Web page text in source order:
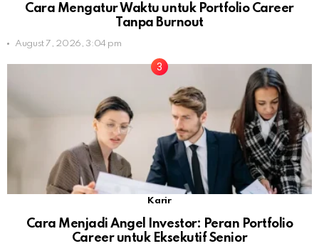
Cara Mengatur Waktu untuk Portfolio Career
Tanpa Burnout
August 7, 2026, 3:04 pm
Karir
Cara Menjadi Angel Investor: Peran Portfolio
Career untuk Eksekutif Senior